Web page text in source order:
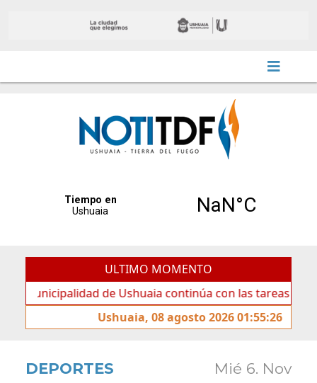
ULTIMO MOMENTO
de Ushuaia continúa con las tareas de
Ushuaia, 08 agosto 2026 01:55:26
DEPORTES Mié 6. Nov